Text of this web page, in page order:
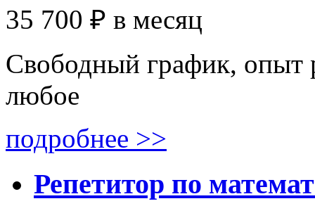
35 700 ₽ в месяц
Свободный график, опыт
любое
подробнее >>
Репетитор по